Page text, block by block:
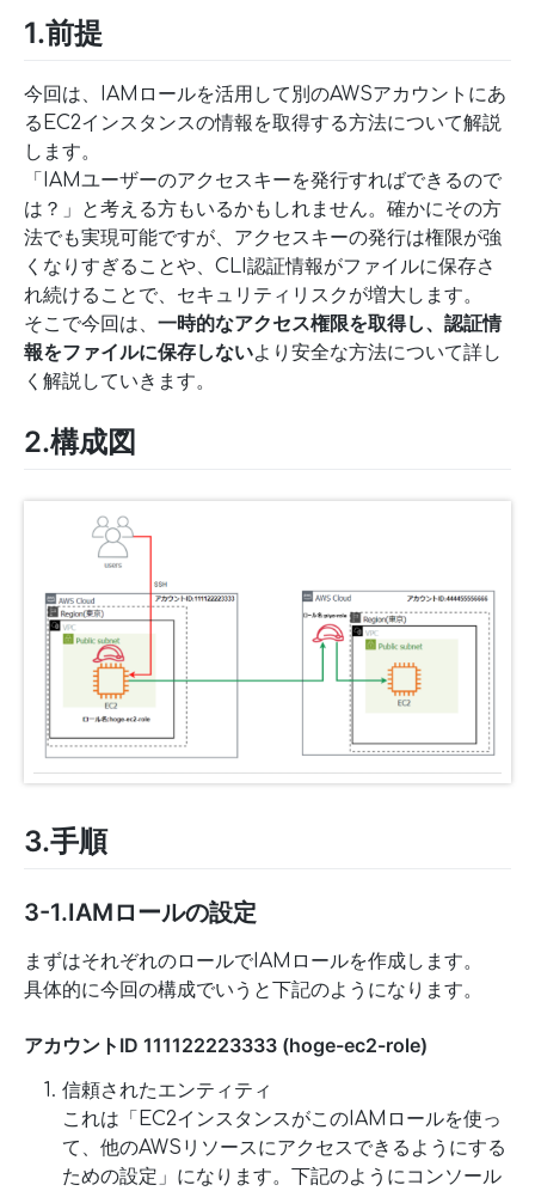
1.前提
今回は、IAMロールを活用して別のAWSアカウントにあ
るEC2インスタンスの情報を取得する方法について解説
します。
「IAMユーザーのアクセスキーを発行すればできるので
は？」と考える方もいるかもしれません。確かにその方
法でも実現可能ですが、アクセスキーの発行は権限が強
くなりすぎることや、CLI認証情報がファイルに保存さ
れ続けることで、セキュリティリスクが増大します。
そこで今回は、 一時的なアクセス権限を取得し、認証情
報をファイルに保存しないより安全な方法について詳し
く解説していきます。
2.構成図
3.手順
3-1.IAMロールの設定
まずはそれぞれのロールでIAMロールを作成します。
具体的に今回の構成でいうと下記のようになります。
アカウントID 111122223333 (hoge-ec2-role)
信頼されたエンティティ
これは「EC2インスタンスがこのIAMロールを使っ
て、他のAWSリソースにアクセスできるようにする
ための設定」になります。下記のようにコンソール